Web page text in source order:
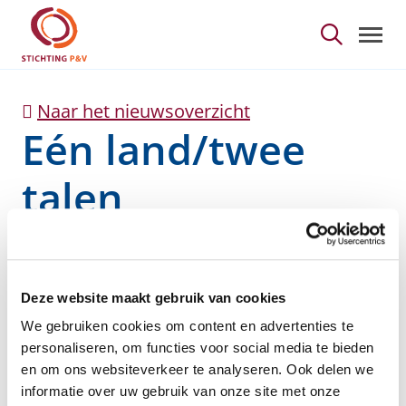
Deze website maakt gebruik van cookies
We gebruiken cookies om content en advertenties te
personaliseren, om functies voor social media te bieden
en om ons websiteverkeer te analyseren. Ook delen we
informatie over uw gebruik van onze site met onze
Skip to Main Content
Eén land/twee talen -
Naar het nieuwsoverzicht
Eén land/twee
talen
Auteurs: ELCHARDUS Mark, SERVAIS Olivieren